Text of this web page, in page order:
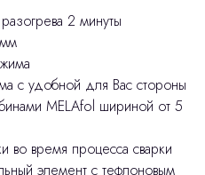
2 минуты
c удобной для Вас стороны
MELAfol шириной от 5
во время процесса сварки
элемент с тефлоновым